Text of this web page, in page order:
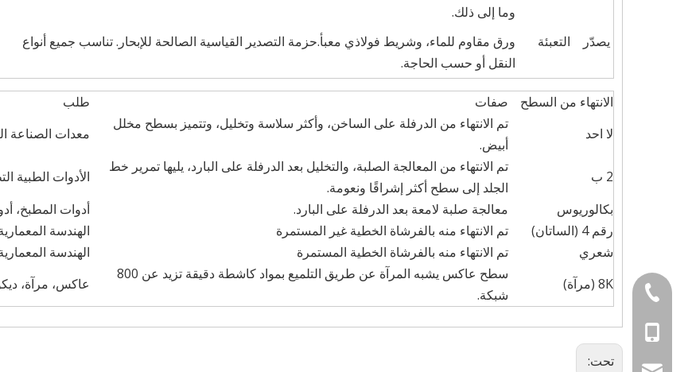
وما إلى ذلك.
يصدّر التعبئة
ورق مقاوم للماء، وشريط فولاذي معبأ.حزمة التصدير القياسية الصالحة للإبحار. تناسب جميع أنواع
النقل أو حسب الحاجة.
الانتهاء من السطح صفات
طلب
لا احد
تم الانتهاء من الدرفلة على الساخن، وأكثر سلاسة وتخليل، وتتميز بسطح مخلل
أبيض.
معدات الصناعة
2 ب
تم الانتهاء من المعالجة الصلبة، والتخليل بعد الدرفلة على البارد، يليها تمرير خط
الجلد إلى سطح أكثر إشراقًا ونعومة.
الأدوات الطبية
بكالوريوس
معالجة صلبة لامعة بعد الدرفلة على البارد.
أدوات المطبخ،
رقم 4 (الساتان)
تم الانتهاء منه بالفرشاة الخطية غير المستمرة
الهندسة
شعري
تم الانتهاء منه بالفرشاة الخطية المستمرة
الهندسة
8K (مرآة)
سطح عاكس يشبه المرآة عن طريق التلميع بمواد كاشطة دقيقة تزيد عن 800
شبكة.
عاكس، مرآة،
تحت:
+86-21-66866895
+86-